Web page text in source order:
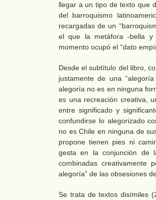
llegar a un tipo de texto que
del barroquismo
recargadas de un
el que la metáfora -bella y
momento ocupó el “dato
Desde el subtítulo del libro,
justamente de una
alegoría no es en ninguna
es una recreación creativa,
entre significado y
confundirse lo alegorizado
no es Chile en ninguna de
propone tienen pies ni
gesta en la conjunción de
combinadas creativamente
alegoría” de las obsesiones
Se trata de textos disímiles